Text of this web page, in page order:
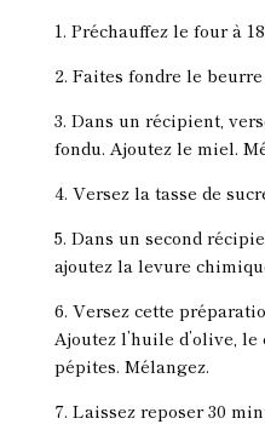
1. Préchauffez le four à
2. Faites fondre le
3. Dans un récipient,
fondu. Ajoutez le miel.
4. Versez la tasse de
5. Dans un second
ajoutez la levure
6. Versez cette
Ajoutez l’huile d’olive,
pépites. Mélangez.
7. Laissez reposer 30